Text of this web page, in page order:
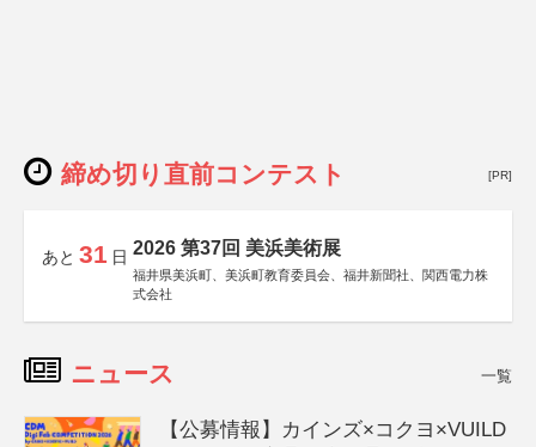
締め切り直前コンテスト [PR]
あと 31 日 2026 第37回 美浜美術展
福井県美浜町、美浜町教育委員会、福井新聞社、関西電力株
式会社
ニュース 一覧
【公募情報】カインズ×コクヨ×VUILD